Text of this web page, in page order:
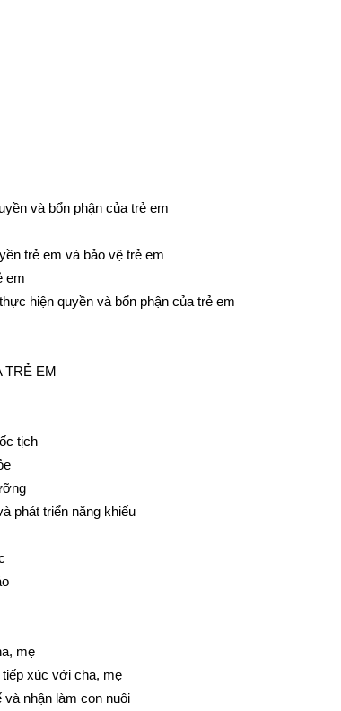
và bổn phận của trẻ em
trẻ em và bảo vệ trẻ em
em
hiện quyền và bổn phận của trẻ em
TRẺ EM
tịch
phát triển năng khiếu
mẹ
xúc với cha, mẹ
nhận làm con nuôi